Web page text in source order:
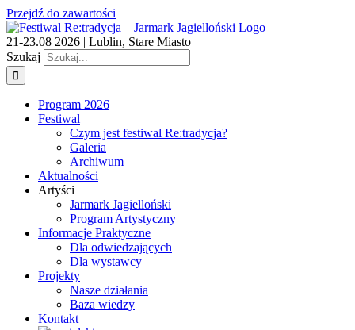
Przejdź do zawartości
21-23.08 2026 | Lublin, Stare Miasto
Szukaj
Program 2026
Festiwal
Czym jest festiwal Re:tradycja?
Galeria
Archiwum
Aktualności
Artyści
Jarmark Jagielloński
Program Artystyczny
Informacje Praktyczne
Dla odwiedzających
Dla wystawcy
Projekty
Nasze działania
Baza wiedzy
Kontakt